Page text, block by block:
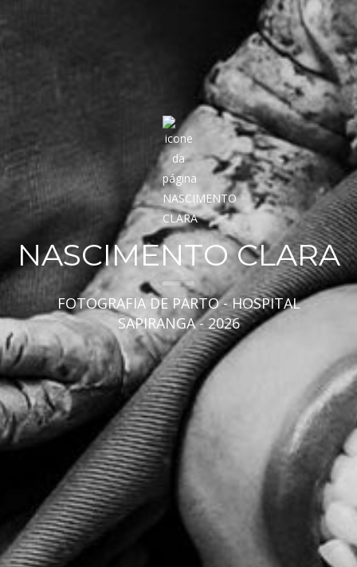
NASCIMENTO CLARA
FOTOGRAFIA DE PARTO - HOSPITAL
SAPIRANGA - 2026